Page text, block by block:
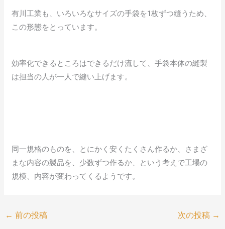
有川工業も、いろいろなサイズの手袋を1枚ずつ縫うため、
この形態をとっています。
効率化できるところはできるだけ流して、手袋本体の縫製
は担当の人が一人で縫い上げます。
同一規格のものを、とにかく安くたくさん作るか、さまざ
まな内容の製品を、少数ずつ作るか、という考えで工場の
規模、内容が変わってくるようです。
← 前の投稿 次の投稿 →